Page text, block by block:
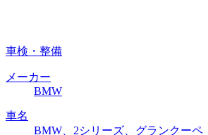
車検・整備
メーカー
BMW
車名
BMW、2シリーズ、グランクーペ